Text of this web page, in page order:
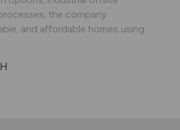
the company
and affordable homes using